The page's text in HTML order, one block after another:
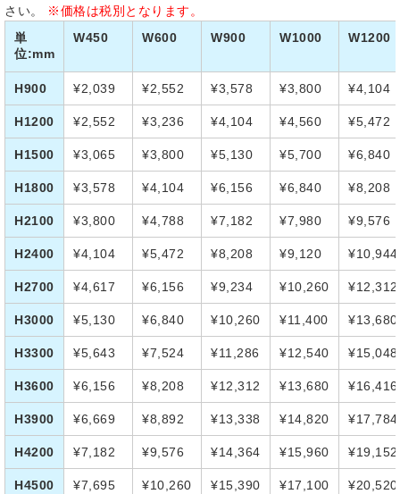
さい。
※価格は税別となります。
単
位:mm
W450 W600 W900 W1000 W1200
H900 ¥2,039 ¥2,552 ¥3,578 ¥3,800 ¥4,104
H1200 ¥2,552 ¥3,236 ¥4,104 ¥4,560 ¥5,472
H1500 ¥3,065 ¥3,800 ¥5,130 ¥5,700 ¥6,840
H1800 ¥3,578 ¥4,104 ¥6,156 ¥6,840 ¥8,208
H2100 ¥3,800 ¥4,788 ¥7,182 ¥7,980 ¥9,576
H2400 ¥4,104 ¥5,472 ¥8,208 ¥9,120 ¥10,944
H2700 ¥4,617 ¥6,156 ¥9,234 ¥10,260 ¥12,312
H3000 ¥5,130 ¥6,840 ¥10,260 ¥11,400 ¥13,680
H3300 ¥5,643 ¥7,524 ¥11,286 ¥12,540 ¥15,048
H3600 ¥6,156 ¥8,208 ¥12,312 ¥13,680 ¥16,416
H3900 ¥6,669 ¥8,892 ¥13,338 ¥14,820 ¥17,784
H4200 ¥7,182 ¥9,576 ¥14,364 ¥15,960 ¥19,152
H4500 ¥7,695 ¥10,260 ¥15,390 ¥17,100 ¥20,520